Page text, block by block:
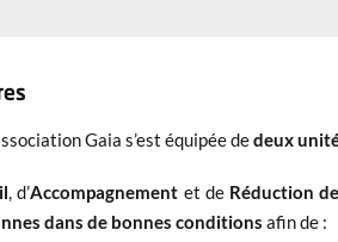
Gaia s’est équipée dedeux
, d’Accompagnement et deRéduction
dans de bonnes conditions afin de :